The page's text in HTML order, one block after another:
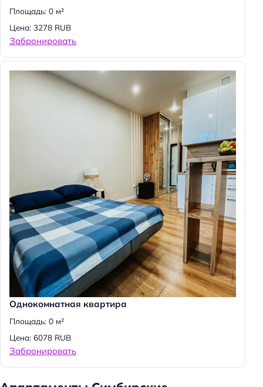
Площадь: 0 м²
Цена: 3278 RUB
Забронировать
Однокомнатная квартира
Площадь: 0 м²
Цена: 6078 RUB
Забронировать